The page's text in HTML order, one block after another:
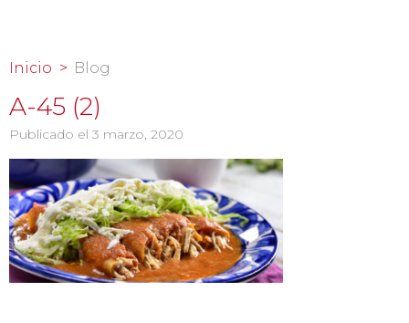
Inicio Blog
A-45 (2)
Publicado el 3 marzo, 2020